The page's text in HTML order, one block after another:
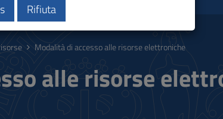
Modalità di accesso alle risorse elettroniche
alle risorse
Rifiuta